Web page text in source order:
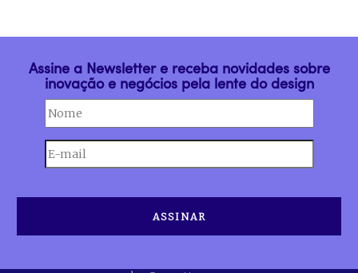
Assine a Newsletter e receba novidades sobre
inovação e negócios pela lente do design